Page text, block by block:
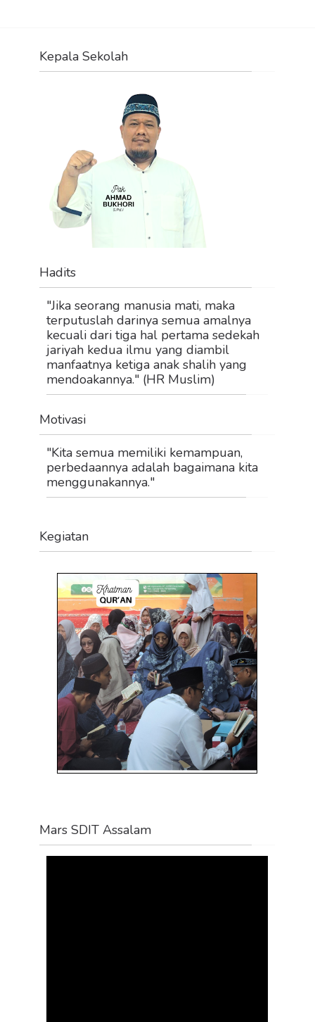
Kepala Sekolah
Hadits
"Jika seorang manusia mati, maka
terputuslah darinya semua amalnya
kecuali dari tiga hal pertama sedekah
jariyah kedua ilmu yang diambil
manfaatnya ketiga anak shalih yang
mendoakannya." (HR Muslim)
Motivasi
"Kita semua memiliki kemampuan,
perbedaannya adalah bagaimana kita
menggunakannya."
Kegiatan
Mars SDIT Assalam